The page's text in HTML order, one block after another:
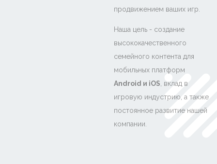
продвижением ваших игр.
Наша цель - создание
высококачественного
семейного контента для
мобильных платформ
Android и iOS , вклад в
игровую индустрию, а также
постоянное развитие нашей
компании.